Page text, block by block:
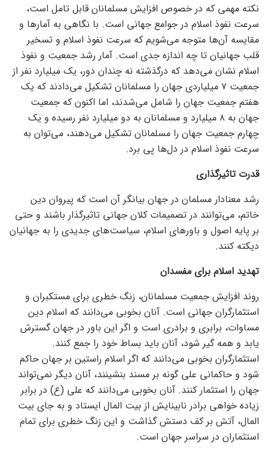
نکته مهمی که در خصوص افزایش مسلمانان قابل تامل است،
سرعت نفوذ اسلام در جوامع جهانی است. با نگاهی به آمار‌ها و
مقایسه آن‌ها متوجه می‌شویم که سرعت نفوذ اسلام و تسخیر
قلب جهانیان تا چه اندازه جدی است. آمار رشد جمعیت و نفوذ
اسلام نشان می‌دهد که درگذشته نه چندان دور، یک میلیارد نفر از
جمعیت ۷ میلیاردی جهان را مسلمانان تشکیل می‌دادند که یک
هفتم جمعیت جهان را شامل می‌شدند، اما اکنون که جمعیت
جهان به ۸ میلیارد و مسلمانان به دو میلیارد نفر رسیده و یک
چهارم جمعیت جهان را مسلمانان تشکیل می‌دهند، می‌توان به
سرعت نفوذ اسلام در دل‌ها پی برد.
قدرت تاثیرگذاری
رشد معنادار مسلمان در جهان بیانگر آن است که پیروان دین
خاتم، می‌توانند در تصمیمات کلان جهانی تاثیرگذار باشند و حتی
بر پایه اصول و باور‌های اسلام، سیاست‌های جدیدی را به جهانیان
دیکته کنند.
تهدید اسلام برای مفسدان
روند افزایش جمعیت مسلمانان، زنگ خطری برای مستکبران و
استثمارگران جهانی است. آنان بخوبی می‌دانند که اسلام دین
مساوات، برابری و برادری است و اگر این باور در جهان گسترش
یابد و همه گیر شود، آنان باید بساط خود را جمع کنند.
استثمارگران بخوبی می‌دانند که اگر اسلام راستین بر جهان حاکم
شود و حاکمانی علی گونه بر مسند بنشینند، آنان دیگر نمی‌تواند
جهان را استثمار کنند. آنان بخوبی می‌دانند که علی (ع) در برابر
زیاده خواهی برادر نابینایش از بیت المال ایستاد و به جای بیت
المال، آتش بر کف دستش گذاشت و این زنگ خطری برای تمام
استثماران در سراسر جهان است.